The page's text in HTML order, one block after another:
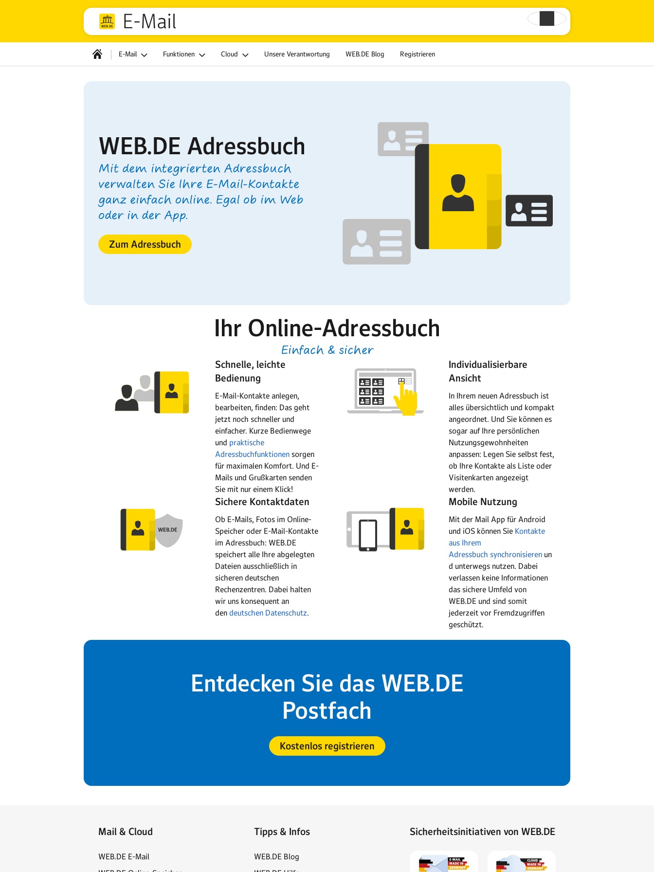
E-Mail
E-Mail Funktionen Cloud Unsere Verantwortung WEB.DE Blog Registrieren
WEB.DE Adressbuch
Mit dem integrierten Adressbuch
verwalten Sie Ihre E-Mail-Kontakte
ganz einfach online. Egal ob im Web
oder in der App.
Zum Adressbuch
Ihr Online-Adressbuch
Einfach & sicher
Schnelle, leichte
Bedienung
E-Mail-Kontakte anlegen,
bearbeiten, finden: Das geht
jetzt noch schneller und
einfacher. Kurze Bedienwege
und praktische
Adressbuchfunktionen sorgen
für maximalen Komfort. Und E-
Mails und Grußkarten senden
Sie mit nur einem Klick!
Individualisierbare
Ansicht
In Ihrem neuen Adressbuch ist
alles übersichtlich und kompakt
angeordnet. Und Sie können es
sogar auf Ihre persönlichen
Nutzungsgewohnheiten
anpassen: Legen Sie selbst fest,
ob Ihre Kontakte als Liste oder
Visitenkarten angezeigt
werden.
Sichere Kontaktdaten
Ob E-Mails, Fotos im Online-
Speicher oder E-Mail-Kontakte
im Adressbuch: WEB.DE
speichert alle Ihre abgelegten
Dateien ausschließlich in
sicheren deutschen
Rechenzentren. Dabei halten
wir uns konsequent an
den deutschen Datenschutz.
Mobile Nutzung
Mit der Mail App für Android
und iOS können Sie Kontakte
aus Ihrem
Adressbuch synchronisieren un
d unterwegs nutzen. Dabei
verlassen keine Informationen
das sichere Umfeld von
WEB.DE und sind somit
jederzeit vor Fremdzugriffen
geschützt.
Entdecken Sie das WEB.DE
Postfach
Kostenlos registrieren
Mail & Cloud
WEB.DE E-Mail
Tipps & Infos
WEB.DE Blog
Sicherheitsinitiativen von WEB.DE